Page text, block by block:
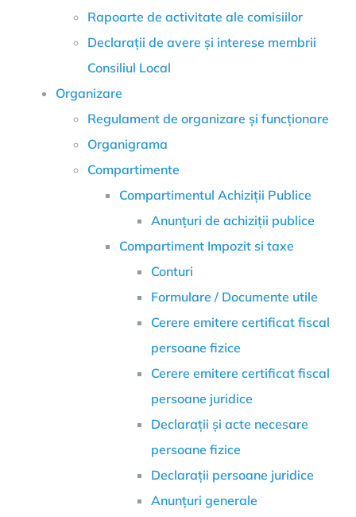
Rapoarte de activitate ale comisiilor
Declarații de avere și interese membrii
Consiliul Local
Organizare
Regulament de organizare și funcționare
Organigrama
Compartimente
Compartimentul Achiziții Publice
Anunțuri de achiziții publice
Compartiment Impozit si taxe
Conturi
Formulare / Documente utile
Cerere emitere certificat fiscal
persoane fizice
Cerere emitere certificat fiscal
persoane juridice
Declarații și acte necesare
persoane fizice
Declarații persoane juridice
Anunțuri generale